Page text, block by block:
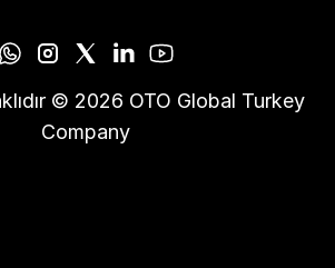
© 2026 OTO Global Turkey
Company